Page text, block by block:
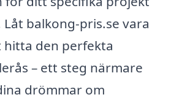
balkong-pris.se vara
den perfekta
– ett steg närmare
drömmar om